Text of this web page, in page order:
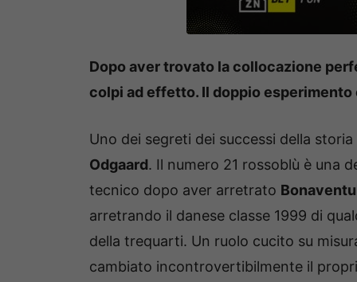
Dopo aver trovato la collocazione
colpi ad effetto. Il doppio esperimento
Uno dei segreti dei successi della
Odgaard. Il numero 21 rossoblù è una
tecnico dopo aver arretrato
arretrando il danese classe 1999 di
della trequarti. Un ruolo cucito su
cambiato incontrovertibilmente il